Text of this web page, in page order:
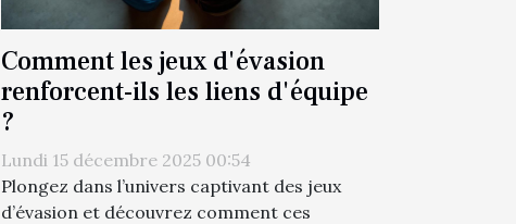
Comment les jeux d'évasion
renforcent-ils les liens d'équipe
?
Lundi 15 décembre 2025 00:54
Plongez dans l’univers captivant des jeux
d’évasion et découvrez comment ces